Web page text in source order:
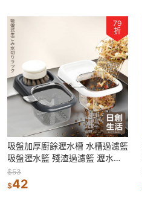
79
折
吸盤加厚廚餘瀝水槽 水槽過濾籃
吸盤瀝水籃 殘渣過濾籃 瀝水籃
水槽瀝水架 水槽置物架 過濾網
$53
$42